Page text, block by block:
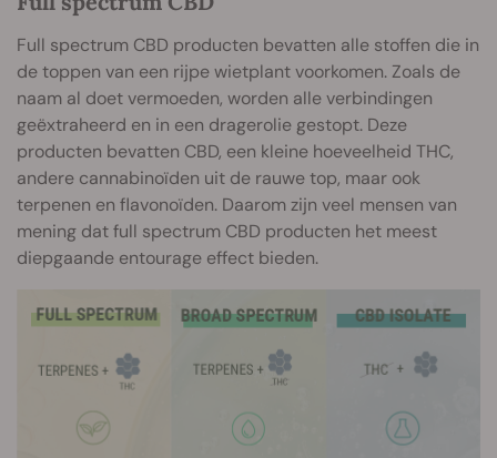
Full spectrum CBD producten bevatten alle stoffen die in
de toppen van een rijpe wietplant voorkomen. Zoals de
naam al doet vermoeden, worden alle verbindingen
geëxtraheerd en in een dragerolie gestopt. Deze
producten bevatten CBD, een kleine hoeveelheid THC,
andere cannabinoïden uit de rauwe top, maar ook
terpenen en flavonoïden. Daarom zijn veel mensen van
mening dat full spectrum CBD producten het meest
diepgaande entourage effect bieden.